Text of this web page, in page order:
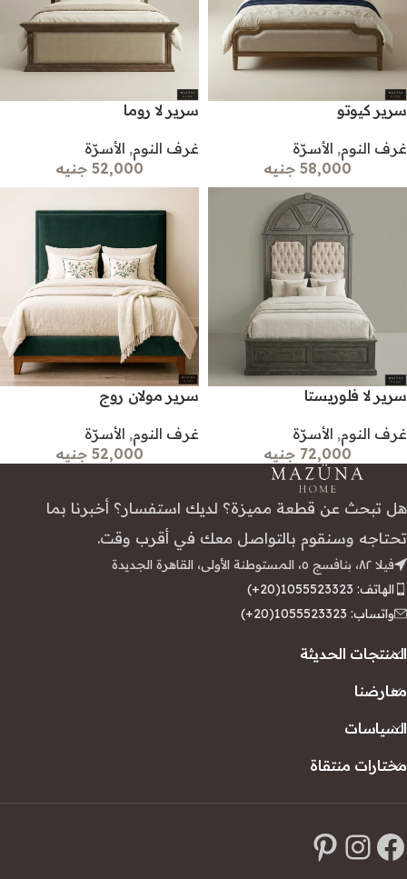
سرير كيوتو
غرف النوم, الأسرّة
58,000 جنيه
سرير لا روما
غرف النوم, الأسرّة
52,000 جنيه
سرير لا فلوريستا
غرف النوم, الأسرّة
72,000 جنيه
سرير مولان روج
غرف النوم, الأسرّة
52,000 جنيه
هل تبحث عن قطعة مميزة؟ لديك استفسار؟ أخبرنا بما
تحتاجه وسنقوم بالتواصل معك في أقرب وقت.
فيلا ٨٢، بنافسج ٥، المستوطنة الأولى، القاهرة الجديدة
الهاتف: 1055523323(20+)
واتساب: 1055523323(20+)
المنتجات الحديثة
معارضنا
السياسات
مختارات منتقاة